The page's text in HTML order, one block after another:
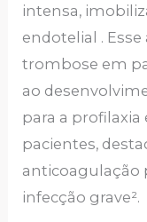
intensa,
endotelial .
trombose em
ao
para a profilaxia
pacientes,
anticoagulação
infecção grave².